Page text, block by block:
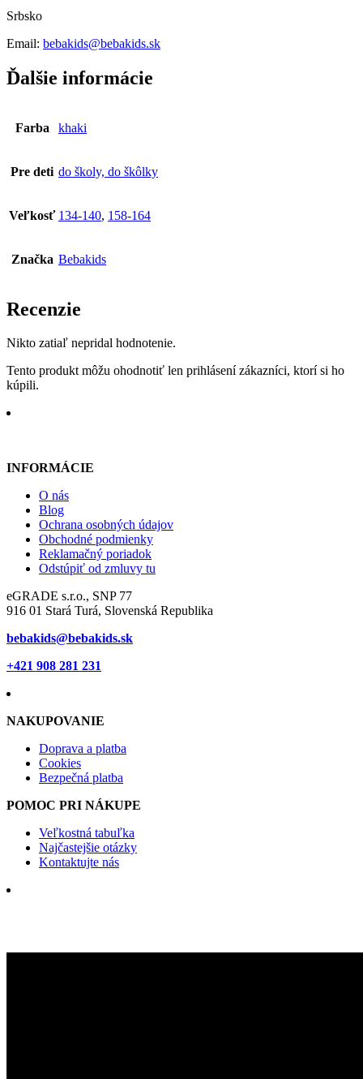
Srbsko
Email: bebakids@bebakids.sk
Ďalšie informácie
Farba khaki
Pre deti do školy, do škôlky
Veľkosť 134-140, 158-164
Značka Bebakids
Recenzie
Nikto zatiaľ nepridal hodnotenie.
Tento produkt môžu ohodnotiť len prihlásení zákazníci, ktorí si ho
kúpili.
INFORMÁCIE
O nás
Blog
Ochrana osobných údajov
Obchodné podmienky
Reklamačný poriadok
Odstúpiť od zmluvy tu
eGRADE s.r.o., SNP 77
916 01 Stará Turá, Slovenská Republika
bebakids@bebakids.sk
+421 908 281 231
NAKUPOVANIE
Doprava a platba
Cookies
Bezpečná platba
POMOC PRI NÁKUPE
Veľkostná tabuľka
Najčastejšie otázky
Kontaktujte nás